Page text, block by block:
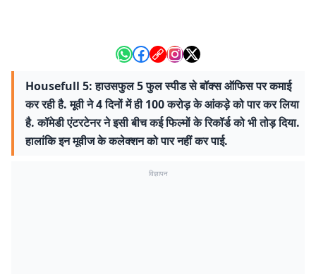
Housefull 5: हाउसफुल 5 फुल स्पीड से बॉक्स ऑफिस पर कमाई
कर रही है. मूवी ने 4 दिनों में ही 100 करोड़ के आंकड़े को पार कर लिया
है. कॉमेडी एंटरटेनर ने इसी बीच कई फिल्मों के रिकॉर्ड को भी तोड़ दिया.
हालांकि इन मूवीज के कलेक्शन को पार नहीं कर पाई.
विज्ञापन